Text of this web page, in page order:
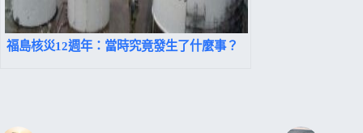
福島核災12週年：當時究竟發生了什麼事？